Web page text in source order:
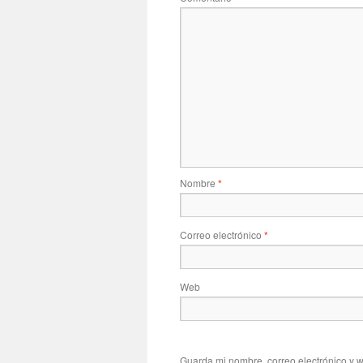
Nombre *
Correo electrónico *
Web
Guarda mi nombre, correo electrónico y